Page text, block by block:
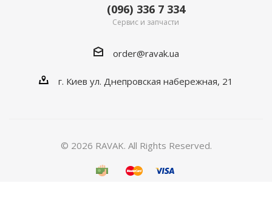
(096) 336 7 334
Сервис и запчасти
order@ravak.ua
г. Киев ул. Днепровская набережная, 21
© 2026 RAVAK. All Rights Reserved.